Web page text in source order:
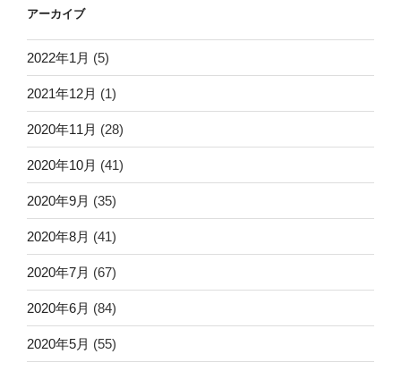
アーカイブ
2022年1月 (5)
2021年12月 (1)
2020年11月 (28)
2020年10月 (41)
2020年9月 (35)
2020年8月 (41)
2020年7月 (67)
2020年6月 (84)
2020年5月 (55)